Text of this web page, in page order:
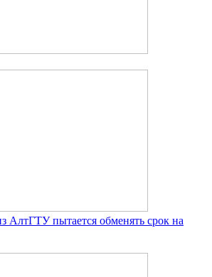
АлтГТУ пытается обменять срок на